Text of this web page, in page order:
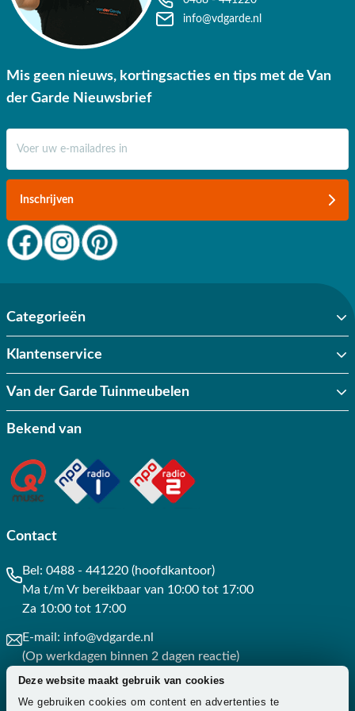
Deze website maakt gebruik van cookies
We gebruiken cookies om content en advertenties te
info@vdgarde.nl
Mis geen nieuws, kortingsacties en tips met de Van
der Garde Nieuwsbrief
Inschrijven
Categorieën
Klantenservice
Van der Garde Tuinmeubelen
Bekend van
Contact
Bel: 0488 - 441220 (hoofdkantoor)
Ma t/m Vr bereikbaar van 10:00 tot 17:00
Za 10:00 tot 17:00
E-mail: info@vdgarde.nl
(Op werkdagen binnen 2 dagen reactie)
Whatsapp: 0488441220
(Op werkdagen binnen 3 uur reactie)